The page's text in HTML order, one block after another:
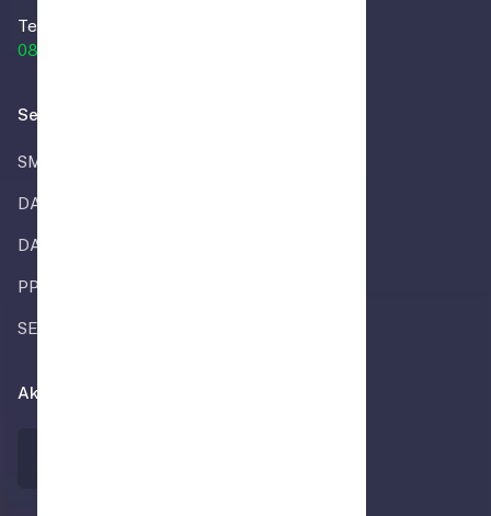
Telp.
0851-8333-2024
Selengkapnya
SMP ALMIRA
DAPODIK
DATA REFERENSI
PPDB
SEKOLAHLOKA
Akan Segera Tersedia